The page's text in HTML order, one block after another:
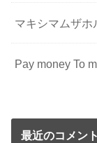
マキシマムザホ
Pay money To
最近のコメント